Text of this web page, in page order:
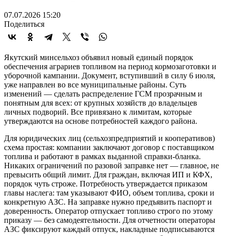
07.07.2026 15:20
Поделиться
Якутский минсельхоз объявил новый единый порядок
обеспечения аграриев топливом на период кормозаготовки и
уборочной кампании. Документ, вступивший в силу 6 июля,
уже направлен во все муниципальные районы. Суть
изменений — сделать распределение ГСМ прозрачным и
понятным для всех: от крупных хозяйств до владельцев
личных подворий. Все привязано к лимитам, которые
утверждаются на основе потребностей каждого района.
Для юридических лиц (сельхозпредприятий и кооперативов)
схема простая: компании заключают договор с поставщиком
топлива и работают в рамках выданной справки-бланка.
Никаких ограничений по разовой заправке нет — главное, не
превысить общий лимит. Для граждан, включая ИП и КФХ,
порядок чуть строже. Потребность утверждается приказом
главы наслега: там указывают ФИО, объем топлива, сроки и
конкретную АЗС. На заправке нужно предъявить паспорт и
доверенность. Оператор отпускает топливо строго по этому
приказу — без самодеятельности. Для отчетности операторы
АЗС фиксируют каждый отпуск, накладные подписываются